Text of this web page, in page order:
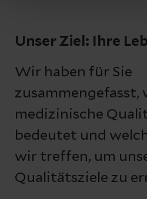
Unser Ziel: Ihre
Wir haben für Sie
zusammengefasst,
medizinische
bedeutet und
wir treffen, um
Qualitätsziele zu